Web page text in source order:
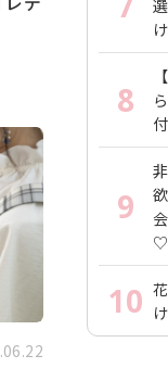
8
9
♡
10